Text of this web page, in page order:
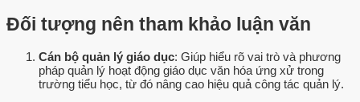
Đối tượng nên tham khảo luận văn
Cán bộ quản lý giáo dục: Giúp hiểu rõ vai trò và phương
pháp quản lý hoạt động giáo dục văn hóa ứng xử trong
trường tiểu học, từ đó nâng cao hiệu quả công tác quản lý.